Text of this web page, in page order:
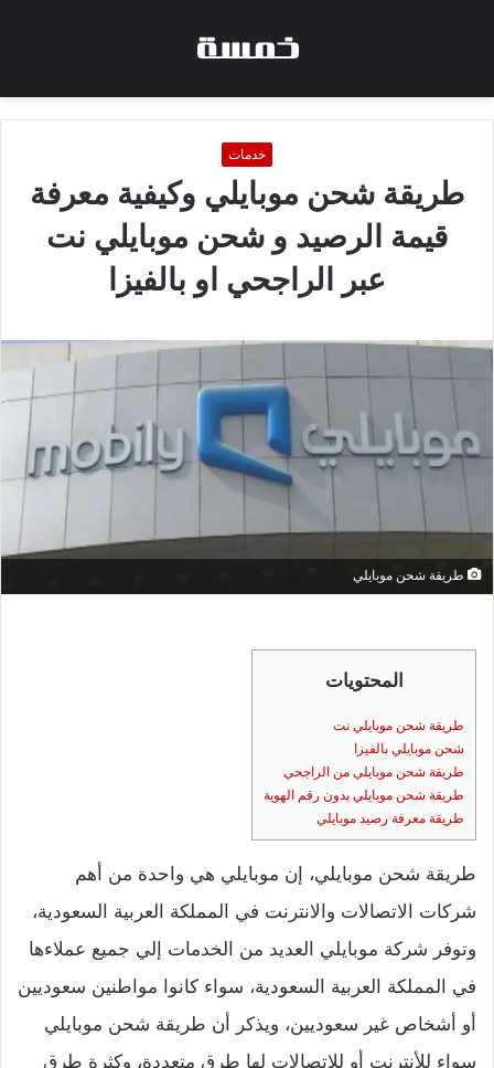
خدمات
طريقة شحن موبايلي وكيفية معرفة
قيمة الرصيد و شحن موبايلي نت
عبر الراجحي او بالفيزا
طريقة شحن موبايلي
المحتويات
طريقة شحن موبايلي نت
شحن موبايلي بالفيزا
طريقة شحن موبايلي من الراجحي
طريقة شحن موبايلي بدون رقم الهوية
طريقة معرفة رصيد موبايلي
طريقة شحن موبايلي، إن موبايلي هي واحدة من أهم
شركات الاتصالات والانترنت في المملكة العربية السعودية،
وتوفر شركة موبايلي العديد من الخدمات إلي جميع عملاءها
في المملكة العربية السعودية، سواء كانوا مواطنين سعوديين
أو أشخاص غير سعوديين، ويذكر أن طريقة شحن موبايلي
سواء للأنترنت أو للاتصالات لها طرق متعددة، وكثرة طرق